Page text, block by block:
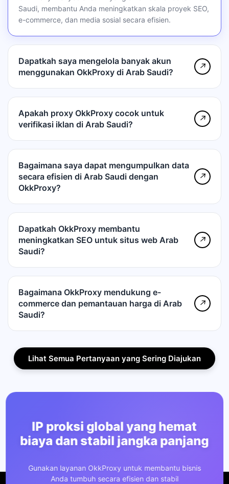
Saudi, membantu Anda meningkatkan skala proyek SEO,
e-commerce, dan media sosial secara efisien.
Dapatkah saya mengelola banyak akun
menggunakan OkkProxy di Arab Saudi?
↗
Apakah proxy OkkProxy cocok untuk
verifikasi iklan di Arab Saudi?
↗
Bagaimana saya dapat mengumpulkan data
secara efisien di Arab Saudi dengan
OkkProxy?
↗
Dapatkah OkkProxy membantu
meningkatkan SEO untuk situs web Arab
Saudi?
↗
Bagaimana OkkProxy mendukung e-
commerce dan pemantauan harga di Arab
Saudi?
↗
Lihat Semua Pertanyaan yang Sering Diajukan
IP proksi global yang hemat
biaya dan stabil jangka panjang
Gunakan layanan OkkProxy untuk membantu bisnis
Anda tumbuh secara efisien dan stabil